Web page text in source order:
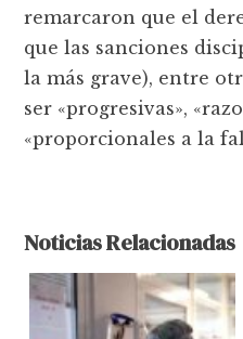
remarcaron que el
que las sanciones
la más grave), entre
ser «progresivas»,
«proporcionales a la
Noticias Relacionadas